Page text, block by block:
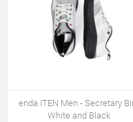
enda ITEN Men - Secretary
White and Black